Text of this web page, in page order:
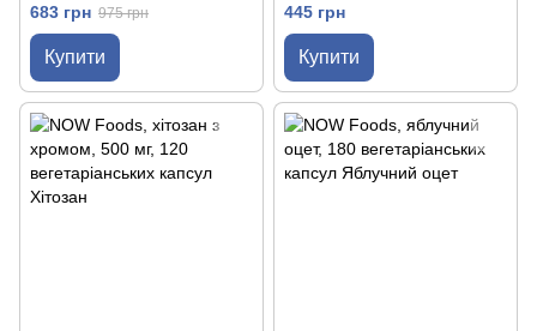
683 грн 975 грн
Купити
445 грн
Купити